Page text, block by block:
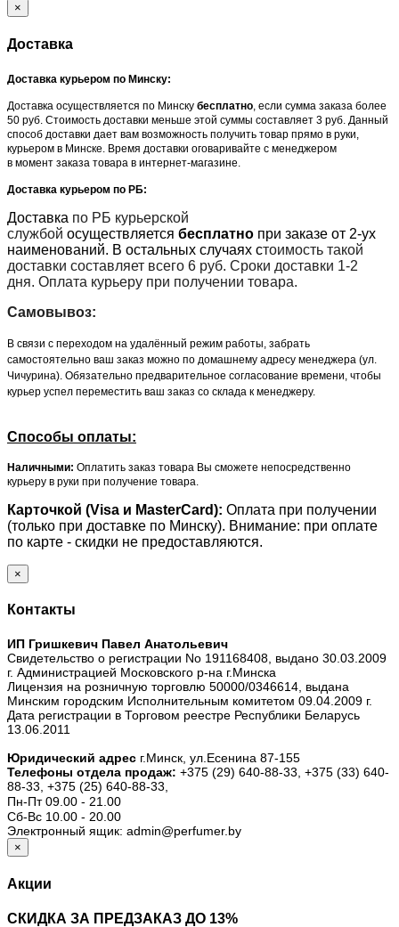
×
Доставка
Доставка курьером по Минску:
Доставка осуществляется по Минску бесплатно, если сумма заказа более
50 руб. Стоимость доставки меньше этой суммы составляет 3 руб. Данный
способ доставки дает вам возможность получить товар прямо в руки,
курьером в Минске. Время доставки оговаривайте с менеджером
в момент заказа товара в интернет-магазине.
Доставка курьером по РБ:
Доставка по РБ курьерской
службой осуществляется бесплатно при заказе от 2-ух
наименований. В остальных случаях стоимость такой
доставки составляет всего 6 руб. Сроки доставки 1-2
дня. Оплата курьеру при получении товара.
Самовывоз:
В связи с переходом на удалённый режим работы, забрать
самостоятельно ваш заказ можно по домашнему адресу менеджера (ул.
Чичурина). Обязательно предварительное согласование времени, чтобы
курьер успел переместить ваш заказ со склада к менеджеру.
Способы оплаты:
Наличными: Оплатить заказ товара Вы сможете непосредственно
курьеру в руки при получение товара.
Карточкой (Visa и MasterCard): Оплата при получении
(только при доставке по Минску). Внимание: при оплате
по карте - скидки не предоставляются.
×
Контакты
ИП Гришкевич Павел Анатольевич
Свидетельство о регистрации No 191168408, выдано 30.03.2009
г. Администрацией Московского р-на г.Минска
Лицензия на розничную торговлю 50000/0346614, выдана
Минским городским Исполнительным комитетом 09.04.2009 г.
Дата регистрации в Торговом реестре Республики Беларусь
13.06.2011
Юридический адрес г.Минск, ул.Есенина 87-155
Телефоны отдела продаж: +375 (29) 640-88-33, +375 (33) 640-
88-33, +375 (25) 640-88-33,
Пн-Пт 09.00 - 21.00
Сб-Вс 10.00 - 20.00
Электронный ящик: admin@perfumer.by
×
Акции
СКИДКА ЗА ПРЕДЗАКАЗ ДО 13%